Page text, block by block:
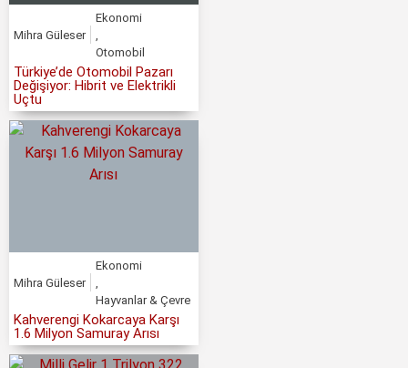
Mihra Güleser
Ekonomi
Otomobil
Türkiye’de Otomobil Pazarı
Değişiyor: Hibrit ve Elektrikli
Uçtu
Mihra Güleser
Ekonomi
Hayvanlar & Çevre
Kahverengi Kokarcaya Karşı
1.6 Milyon Samuray Arısı